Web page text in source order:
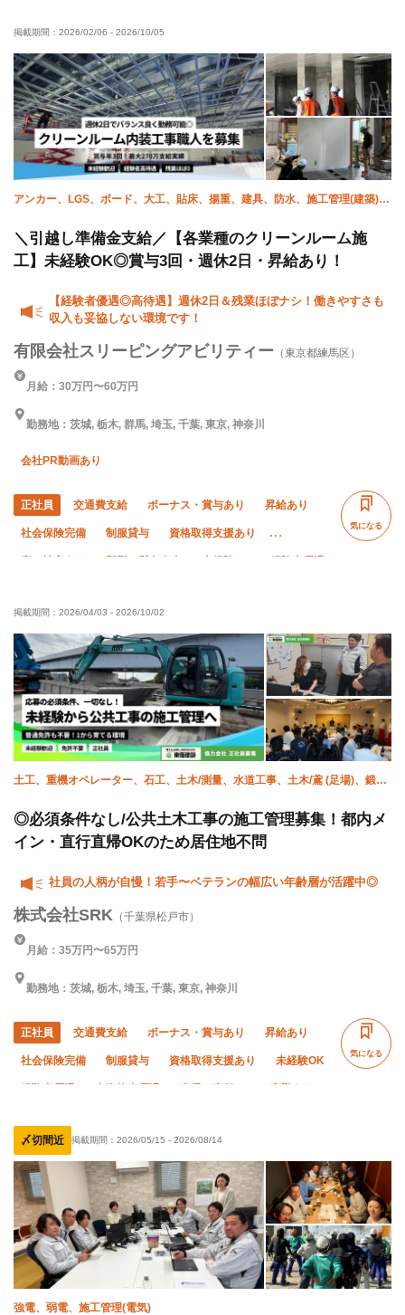
年末年始休暇 土日休み
掲載期間： 2026/02/06 - 2026/10/05
アンカー、LGS、ボード、大工、貼床、揚重、建具、防水、施工管理(建築)、
＼引越し準備金支給／【各業種のクリーンルーム施
工】未経験OK◎賞与3回・週休2日・昇給あり！
【経験者優遇◎高待遇】週休2日＆残業ほぼナシ！働きやすさも
収入も妥協しない環境です！
有限会社スリーピングアビリティー （東京都練馬区）
月給：30万円〜60万円
勤務地：茨城, 栃木, 群馬, 埼玉, 千葉, 東京, 神奈川
会社PR動画あり
正社員 交通費支給 ボーナス・賞与あり 昇給あり
社会保険完備 制服貸与 資格取得支援あり
車・バイク通勤OK 残業ゼロ
気になる
掲載期間： 2026/04/03 - 2026/10/02
土工、重機オペレーター、石工、土木/測量、水道工事、土木/鳶 (足場)、鍛治
◎必須条件なし/公共土木工事の施工管理募集！都内メ
イン・直行直帰OKのため居住地不問
社員の人柄が自慢！若手〜ベテランの幅広い年齢層が活躍中◎
株式会社SRK （千葉県松戸市）
月給：35万円〜65万円
勤務地：茨城, 栃木, 埼玉, 千葉, 東京, 神奈川
正社員 交通費支給 ボーナス・賞与あり 昇給あり
社会保険完備 制服貸与 資格取得支援あり 未経験OK
土日休み
気になる
〆切間近 掲載期間： 2026/05/15 - 2026/08/14
強電、弱電、施工管理(電気)